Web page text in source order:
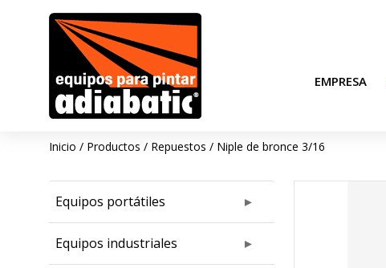
EMPRESA
Inicio / Productos / Repuestos / Niple de bronce 3/16
Equipos portátiles
Equipos industriales